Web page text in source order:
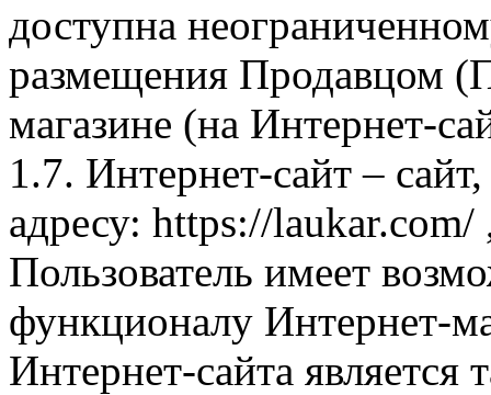
доступна
размещения Продавцом
магазине (на Интернет-
1.7. Интернет-сайт –
адресу: https://laukar.com/
Пользователь имеет
функционалу Интернет-
Интернет-сайта